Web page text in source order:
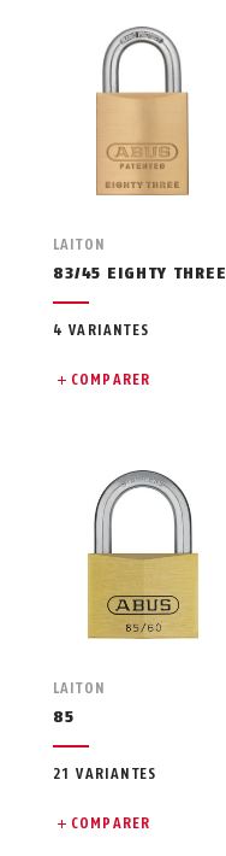
LAITON
83/45 EIGHTY THREE
4 VARIANTES
COMPARER
LAITON
85
21 VARIANTES
COMPARER